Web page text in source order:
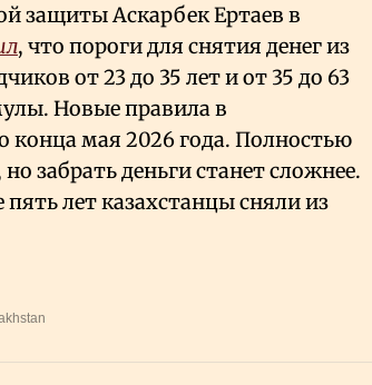
защиты Аскарбек Ертаев в
, что пороги для снятия денег из
от 23 до 35 лет и от 35 до 63
Новые правила в
конца мая 2026 года. Полностью
забрать деньги станет сложнее.
лет казахстанцы сняли из